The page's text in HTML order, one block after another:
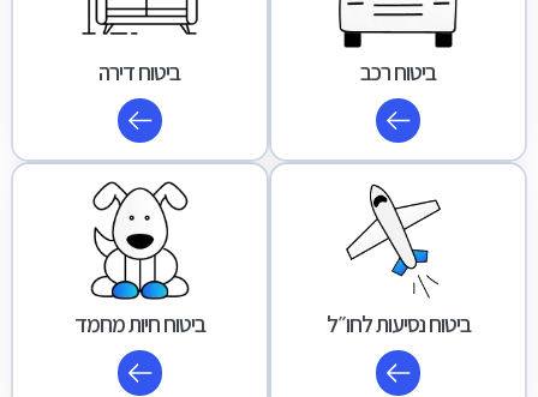
ביטוח רכב ביטוח דירה
ביטוח נסיעות לחו״ל ביטוח חיות מחמד